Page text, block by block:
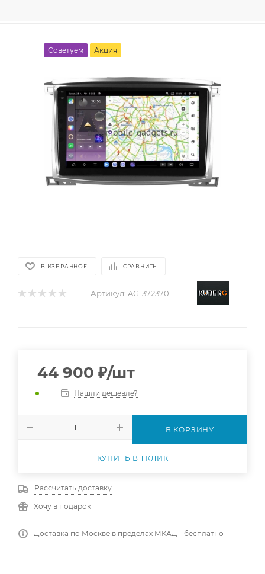
Советуем Акция
В ИЗБРАННОЕ СРАВНИТЬ
Артикул: AG-372370
44 900 ₽/шт
Нашли дешевле?
В КОРЗИНУ
КУПИТЬ В 1 КЛИК
Рассчитать доставку
Хочу в подарок
Доставка по Москве в пределах МКАД - бесплатно